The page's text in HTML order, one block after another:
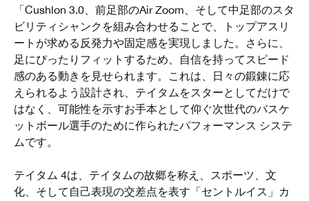
「Cushlon 3.0、前足部のAir Zoom、そして中足部のスタ
ビリティシャンクを組み合わせることで、トップアスリ
ートが求める反発力や固定感を実現しました。さらに、
足にぴったりフィットするため、自信を持ってスピード
感のある動きを見せられます。これは、日々の鍛錬に応
えられるよう設計され、テイタムをスターとしてだけで
はなく、可能性を示すお手本として仰ぐ次世代のバスケ
ットボール選手のために作られたパフォーマンス システ
ムです。
テイタム 4は、テイタムの故郷を称え、スポーツ、文
化、そして自己表現の交差点を表す「セントルイス」カ